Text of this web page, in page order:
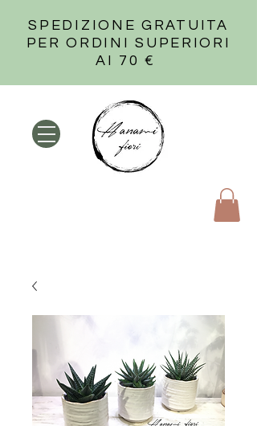
SPEDIZIONE GRATUITA
PER ORDINI SUPERIORI
AI 70 €